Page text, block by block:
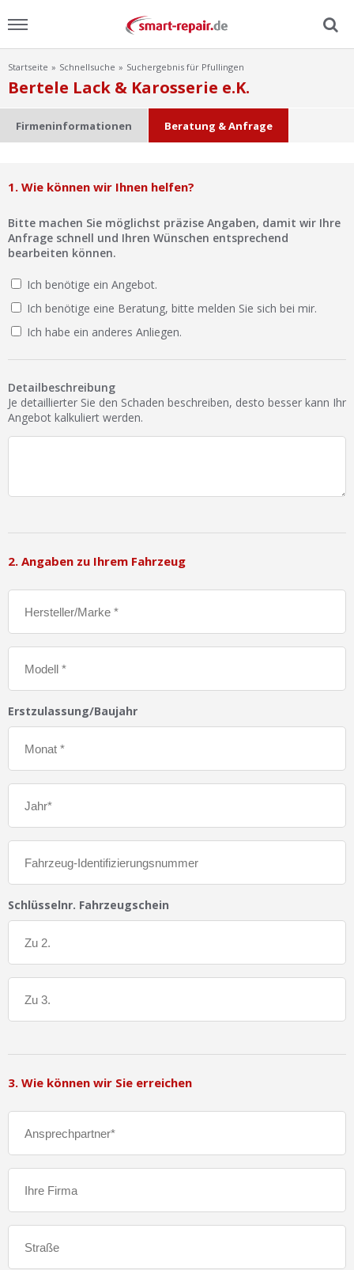
Menu
Home
Ratgeber
FAQ
Lexikon
Video
Ist Ihre Werkstatt schon dabei?
Werkstatt Login
Startseite Schnellsuche Suchergebnis für Pfullingen
Bertele Lack & Karosserie e.K.
Firmeninformationen Beratung & Anfrage
1. Wie können wir Ihnen helfen?
Bitte machen Sie möglichst präzise Angaben, damit wir Ihre
Anfrage schnell und Ihren Wünschen entsprechend
bearbeiten können.
Ich benötige ein Angebot.
Ich benötige eine Beratung, bitte melden Sie sich bei mir.
Ich habe ein anderes Anliegen.
Detailbeschreibung
Je detaillierter Sie den Schaden beschreiben, desto besser kann Ihr
Angebot kalkuliert werden.
2. Angaben zu Ihrem Fahrzeug
Erstzulassung/Baujahr
Schlüsselnr. Fahrzeugschein
3. Wie können wir Sie erreichen